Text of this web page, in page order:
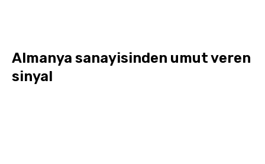
Almanya sanayisinden umut veren
sinyal